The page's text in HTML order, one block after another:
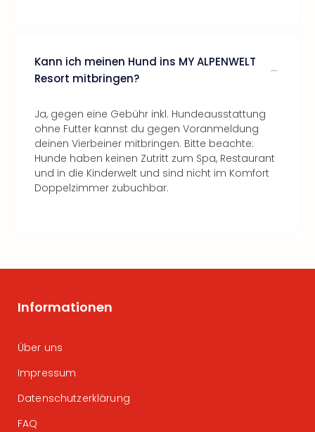
Kann ich meinen Hund ins MY ALPENWELT
Resort mitbringen?
Ja, gegen eine Gebühr inkl. Hundeausstattung
ohne Futter kannst du gegen Voranmeldung
deinen Vierbeiner mitbringen. Bitte beachte:
Hunde haben keinen Zutritt zum Spa, Restaurant
und in die Kinderwelt und sind nicht im Komfort
Doppelzimmer zubuchbar.
Informationen
Über uns
Impressum
Datenschutzerklärung
FAQ